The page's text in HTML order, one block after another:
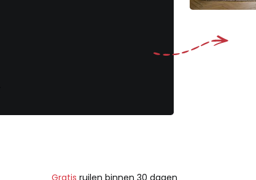
Gratis ruilen binnen 30 dagen